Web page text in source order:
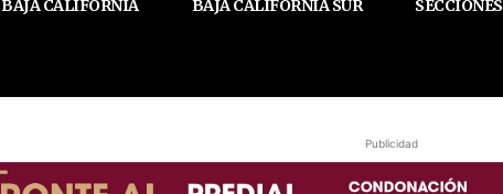
BAJA CALIFORNIA BAJA CALIFORNIA SUR SECCIONES
Publicidad